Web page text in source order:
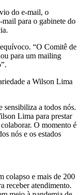
do e-mail, o
para o gabinete do
“O Comitê de
para um mailing
a Wilson Lima
sensibiliza a todos nós.
Lima para prestar
O momento é
nós e os estados
colapso e mais de 200
receber atendimento.